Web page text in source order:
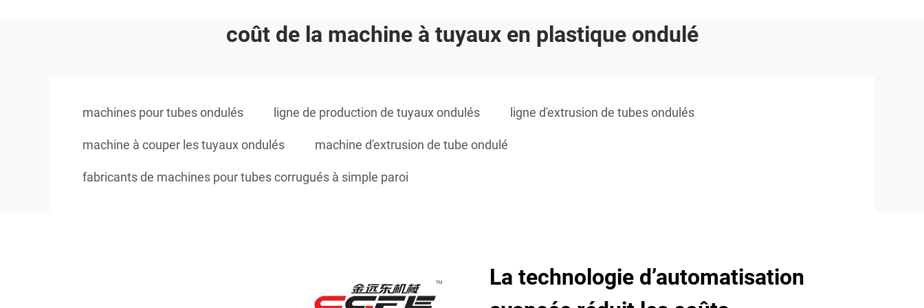
coût de la machine à tuyaux en plastique ondulé
machines pour tubes ondulés ligne de production de tuyaux ondulés ligne d'extrusion de tubes ondulés
machine à couper les tuyaux ondulés machine d'extrusion de tube ondulé
fabricants de machines pour tubes corrugués à simple paroi
La technologie d’automatisation